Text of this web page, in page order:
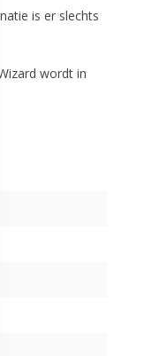
is er slechts
wordt in